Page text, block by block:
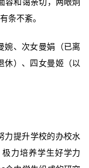
条不紊。
婉、次女曼娟（已离
休）、四女曼姬（以
力提升学校的办校水
力培养学生好学力